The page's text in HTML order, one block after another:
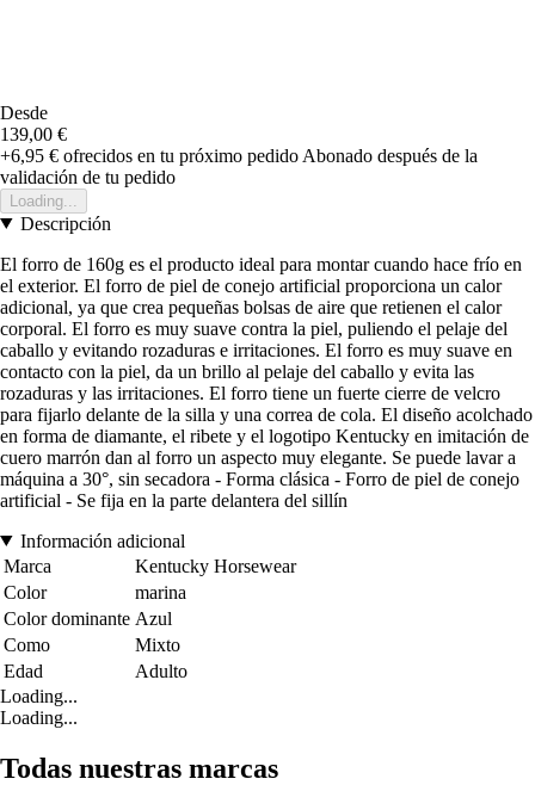
Desde
139,00 €
+6,95 € ofrecidos en tu próximo pedido Abonado después de la
validación de tu pedido
Loading...
Descripción
El forro de 160g es el producto ideal para montar cuando hace frío en
el exterior. El forro de piel de conejo artificial proporciona un calor
adicional, ya que crea pequeñas bolsas de aire que retienen el calor
corporal. El forro es muy suave contra la piel, puliendo el pelaje del
caballo y evitando rozaduras e irritaciones. El forro es muy suave en
contacto con la piel, da un brillo al pelaje del caballo y evita las
rozaduras y las irritaciones. El forro tiene un fuerte cierre de velcro
para fijarlo delante de la silla y una correa de cola. El diseño acolchado
en forma de diamante, el ribete y el logotipo Kentucky en imitación de
cuero marrón dan al forro un aspecto muy elegante. Se puede lavar a
máquina a 30°, sin secadora - Forma clásica - Forro de piel de conejo
artificial - Se fija en la parte delantera del sillín
Información adicional
Marca
Kentucky Horsewear
Color
marina
Color dominante Azul
Como
Mixto
Edad
Adulto
Loading...
Loading...
Todas nuestras marcas